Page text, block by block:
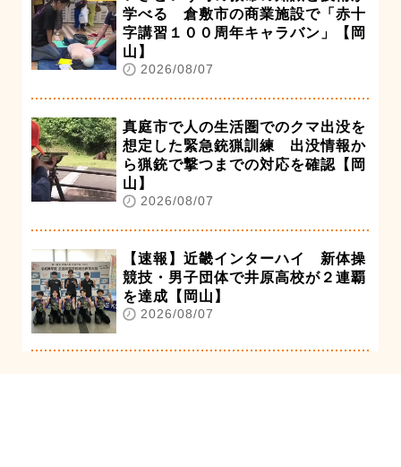
学べる 倉敷市の商業施設で「赤十
字講習１００周年キャラバン」【岡
山】
2026/08/07
真庭市で人の生活圏でのクマ出没を
想定した緊急銃猟訓練 出没情報か
ら猟銃で撃つまでの対応を確認【岡
山】
2026/08/07
【速報】近畿インターハイ 新体操
競技・男子団体で井原高校が２連覇
を達成【岡山】
2026/08/07